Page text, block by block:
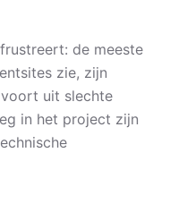
de meeste
zie, zijn
uit slechte
in het project zijn